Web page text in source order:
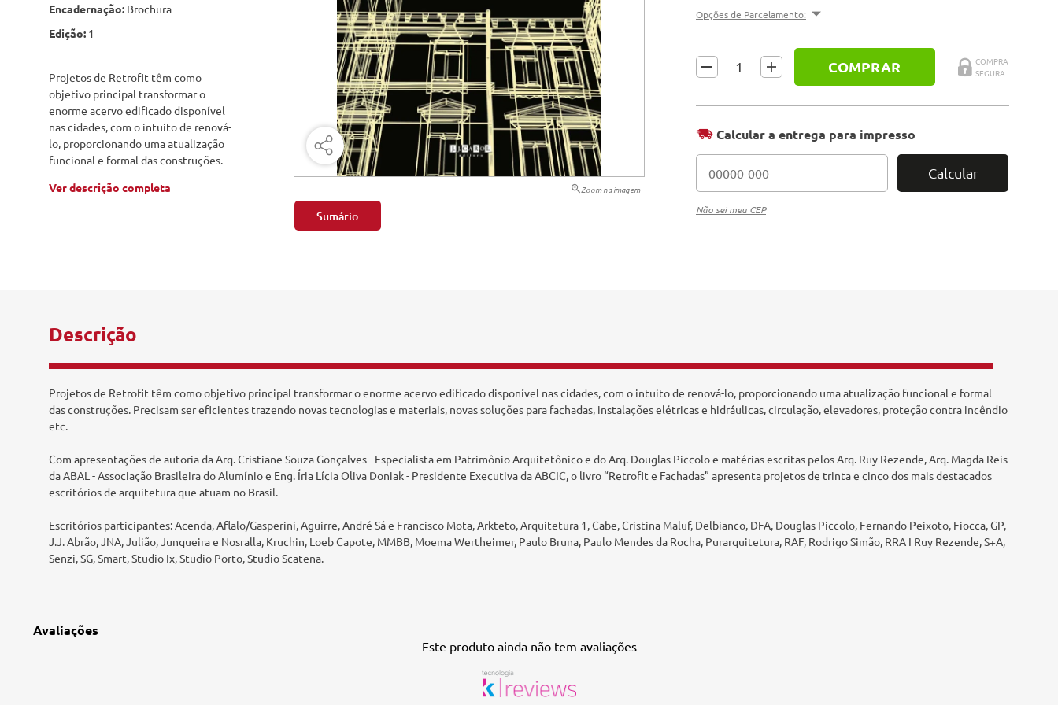
Pavimentação
Saneamento
Engenharia Metalúrgica
Exatas e Energia
Geociências
Recursos Hídricos
Tecnologia e Inovação
Encadernação: Brochura
Edição: 1
Projetos de Retrofit têm como
objetivo principal transformar o
enorme acervo edificado disponível
nas cidades, com o intuito de renová-
lo, proporcionando uma atualização
funcional e formal das construções.
Ver descrição completa
Zoom na imagem
Sumário
Opções de Parcelamento:
COMPRAR
Calcular a entrega para impresso
Calcular
Não sei meu CEP
Descrição
Projetos de Retrofit têm como objetivo principal transformar o enorme acervo edificado disponível nas cidades, com o intuito de renová-lo, proporcionando uma atualização funcional e formal
das construções. Precisam ser eficientes trazendo novas tecnologias e materiais, novas soluções para fachadas, instalações elétricas e hidráulicas, circulação, elevadores, proteção contra incêndio
etc.
Com apresentações de autoria da Arq. Cristiane Souza Gonçalves - Especialista em Patrimônio Arquitetônico e do Arq. Douglas Piccolo e matérias escritas pelos Arq. Ruy Rezende, Arq. Magda Reis
da ABAL - Associação Brasileira do Alumínio e Eng. Íria Lícia Oliva Doniak - Presidente Executiva da ABCIC, o livro “Retrofit e Fachadas” apresenta projetos de trinta e cinco dos mais destacados
escritórios de arquitetura que atuam no Brasil.
Escritórios participantes: Acenda, Aflalo/Gasperini, Aguirre, André Sá e Francisco Mota, Arkteto, Arquitetura 1, Cabe, Cristina Maluf, Delbianco, DFA, Douglas Piccolo, Fernando Peixoto, Fiocca, GP,
J.J. Abrão, JNA, Julião, Junqueira e Nosralla, Kruchin, Loeb Capote, MMBB, Moema Wertheimer, Paulo Bruna, Paulo Mendes da Rocha, Purarquitetura, RAF, Rodrigo Simão, RRA I Ruy Rezende, S+A,
Senzi, SG, Smart, Studio Ix, Studio Porto, Studio Scatena.
Avaliações
Este produto ainda não tem avaliações